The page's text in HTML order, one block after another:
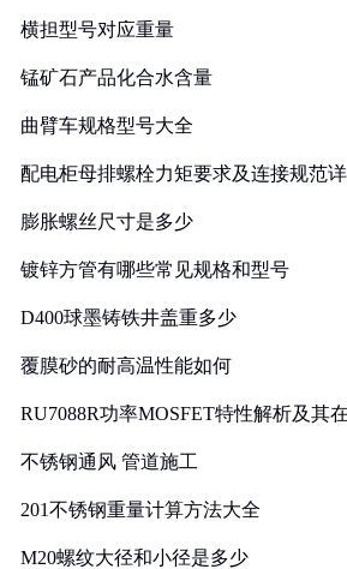
横担型号对应重量
锰矿石产品化合水含量
曲臂车规格型号大全
配电柜母排螺栓力矩要求及连接规范
膨胀螺丝尺寸是多少
镀锌方管有哪些常见规格和型号
D400球墨铸铁井盖重多少
覆膜砂的耐高温性能如何
RU7088R功率MOSFET特性解析及其
不锈钢通风 管道施工
201不锈钢重量计算方法大全
M20螺纹大径和小径是多少